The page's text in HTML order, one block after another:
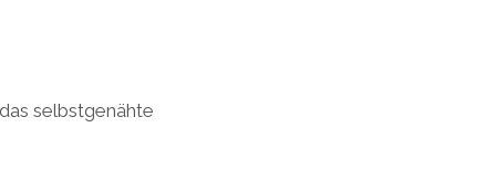
selbstgenähte